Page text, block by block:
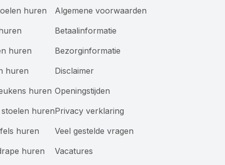
huren
huren
huren
huren
huren
huren
huren
Algemene voorwaarden
Betaalinformatie
Bezorginformatie
Disclaimer
Openingstijden
Privacy verklaring
Veel gestelde vragen
Vacatures